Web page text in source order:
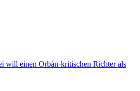
will einen Orbán-kritischen Richter als